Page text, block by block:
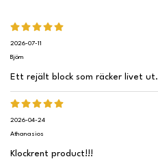
2026-07-11
Björn
Ett rejält block som räcker livet ut.
2026-04-24
Athanasios
Klockrent product!!!